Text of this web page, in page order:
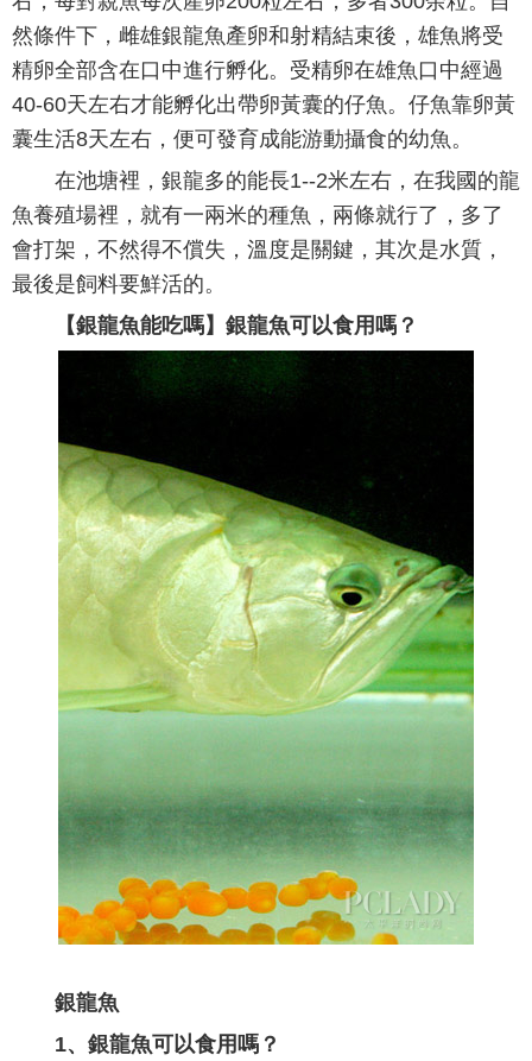
然條件下，雌雄銀龍魚產卵和射精結束後，雄魚將受
精卵全部含在口中進行孵化。受精卵在雄魚口中經過
40-60天左右才能孵化出帶卵黃囊的仔魚。仔魚靠卵黃
囊生活8天左右，便可發育成能游動攝食的幼魚。
在池塘裡，銀龍多的能長1--2米左右，在我國的龍
魚養殖場裡，就有一兩米的種魚，兩條就行了，多了
會打架，不然得不償失，溫度是關鍵，其次是水質，
最後是飼料要鮮活的。
【銀龍魚能吃嗎】銀龍魚可以食用嗎？
銀龍魚
1、銀龍魚可以食用嗎？